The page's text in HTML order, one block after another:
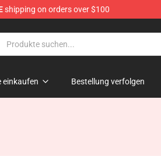
shipping on orders over $100
einkaufen Bestellung verfolgen